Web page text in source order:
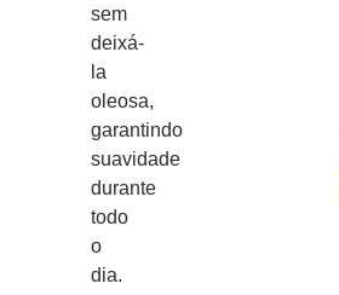
sem
deixá-
la
oleosa,
garantindo
suavidade
durante
todo
o
dia.